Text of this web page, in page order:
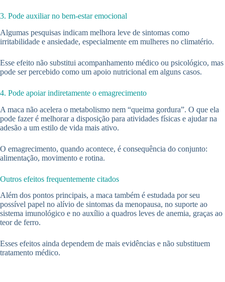
3. Pode auxiliar no bem-estar emocional
Algumas pesquisas indicam melhora leve de sintomas como
irritabilidade e ansiedade, especialmente em mulheres no climatério.
Esse efeito não substitui acompanhamento médico ou psicológico, mas
pode ser percebido como um apoio nutricional em alguns casos.
4. Pode apoiar indiretamente o emagrecimento
A maca não acelera o metabolismo nem “queima gordura”. O que ela
pode fazer é melhorar a disposição para atividades físicas e ajudar na
adesão a um estilo de vida mais ativo.
O emagrecimento, quando acontece, é consequência do conjunto:
alimentação, movimento e rotina.
Outros efeitos frequentemente citados
Além dos pontos principais, a maca também é estudada por seu
possível papel no alívio de sintomas da menopausa, no suporte ao
sistema imunológico e no auxílio a quadros leves de anemia, graças ao
teor de ferro.
Esses efeitos ainda dependem de mais evidências e não substituem
tratamento médico.